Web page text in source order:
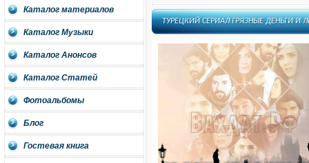
Каталог материалов
Каталог Музыки
Каталог Анонсов
Каталог Статей
Фотоальбомы
Блог
Гостевая книга
ТУРЕЦКИЙ СЕРИАЛ ГРЯЗНЫЕ ДЕНЬГИ И